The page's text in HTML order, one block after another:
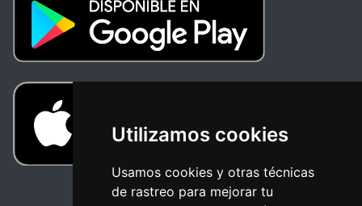
Utilizamos cookies
Usamos cookies y otras técnicas
de rastreo para mejorar tu